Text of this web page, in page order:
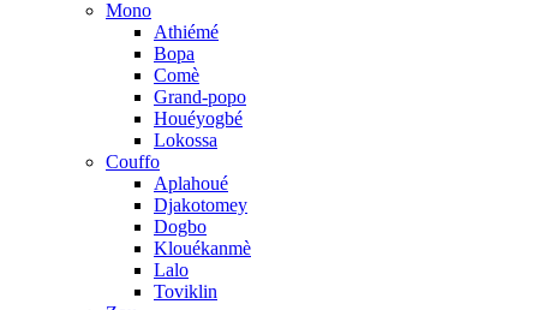
Mono
Athiémé
Bopa
Comè
Grand-popo
Houéyogbé
Lokossa
Couffo
Aplahoué
Djakotomey
Dogbo
Klouékanmè
Lalo
Toviklin